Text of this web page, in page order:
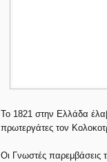
Το 1821 στην Ελλάδα
πρωτεργάτες τον
Οι Γνωστές παρεμβάσεις